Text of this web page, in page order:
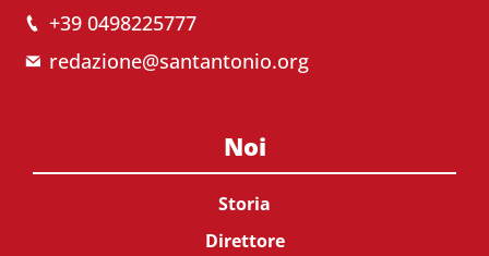
+39 0498225777
redazione@santantonio.org
Noi
Storia
Direttore